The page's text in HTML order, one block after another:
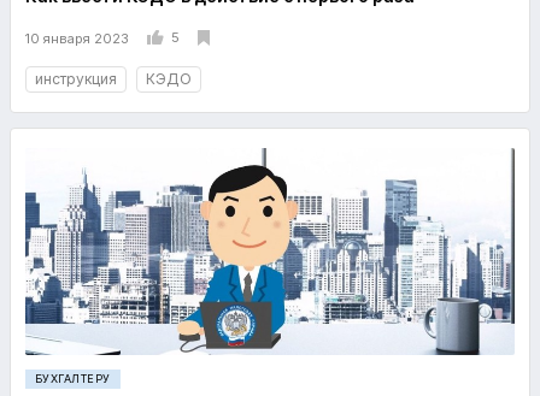
10 января 2023 5
инструкция КЭДО
БУХГАЛТЕРУ